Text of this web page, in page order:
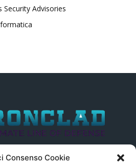
Consenso Cookie
Security Advisories